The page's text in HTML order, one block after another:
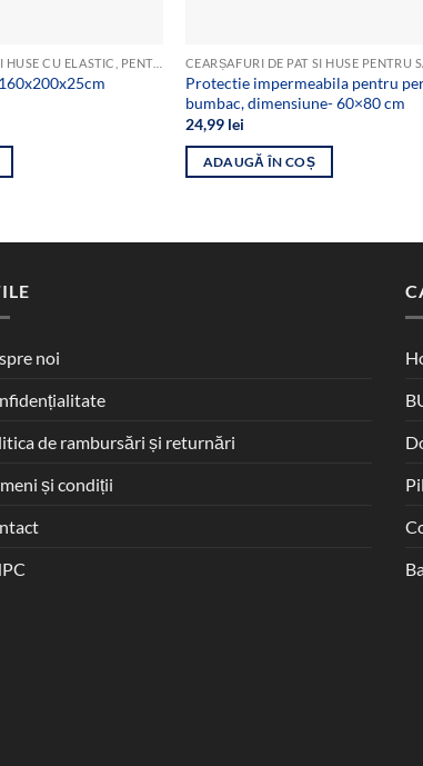
CEARȘAFURI DE PAT SI HUSE CU ELASTIC, PENTRU SALTEA CEARȘAFURI DE PAT SI HUSE PENTRU
Protectie impermeabila pentru
bumbac, dimensiune- 60×80 cm
24,99 lei
ADAUGĂ ÎN COȘ
noi
de rambursări și returnări
și condiții